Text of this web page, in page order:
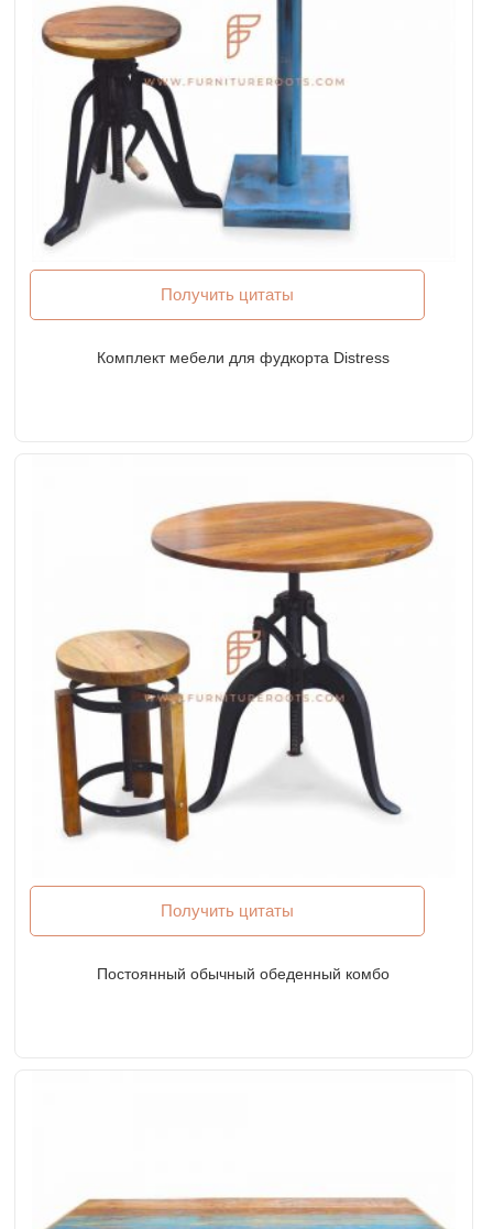
Получить цитаты
Комплект мебели для фудкорта Distress
Получить цитаты
Постоянный обычный обеденный комбо